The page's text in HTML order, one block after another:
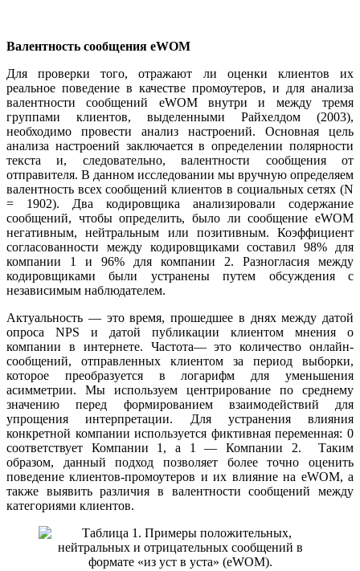
Валентность сообщения eWOM
Для проверки того, отражают ли оценки клиентов их
реальное поведение в качестве промоутеров, и для анализа
валентности сообщений eWOM внутри и между тремя
группами клиентов, выделенными Райхелдом (2003),
необходимо провести анализ настроений. Основная цель
анализа настроений заключается в определении полярности
текста и, следовательно, валентности сообщения от
отправителя. В данном исследовании мы вручную определяем
валентность всех сообщений клиентов в социальных сетях (N
= 1902). Два кодировщика анализировали содержание
сообщений, чтобы определить, было ли сообщение eWOM
негативным, нейтральным или позитивным. Коэффициент
согласованности между кодировщиками составил 98% для
компании 1 и 96% для компании 2. Разногласия между
кодировщиками были устранены путем обсуждения с
независимым наблюдателем.
Актуальность — это время, прошедшее в днях между датой
опроса NPS и датой публикации клиентом мнения о
компании в интернете. Частота— это количество онлайн-
сообщений, отправленных клиентом за период выборки,
которое преобразуется в логарифм для уменьшения
асимметрии. Мы используем центрирование по среднему
значению перед формированием взаимодействий для
упрощения интерпретации. Для устранения влияния
конкретной компании используется фиктивная переменная: 0
соответствует Компании 1, а 1 — Компании 2. Таким
образом, данный подход позволяет более точно оценить
поведение клиентов-промоутеров и их влияние на eWOM, а
также выявить различия в валентности сообщений между
категориями клиентов.